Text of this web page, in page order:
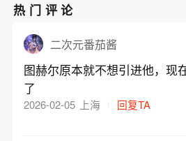
热门评论
二次元番茄酱
图赫尔原本就不想引进他，现
了
2026-02-05 上海 回复TA